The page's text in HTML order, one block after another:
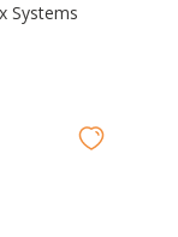
Systems